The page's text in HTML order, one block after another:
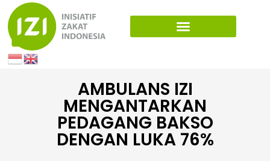
AMBULANS IZI
MENGANTARKAN
PEDAGANG BAKSO
DENGAN LUKA 76%